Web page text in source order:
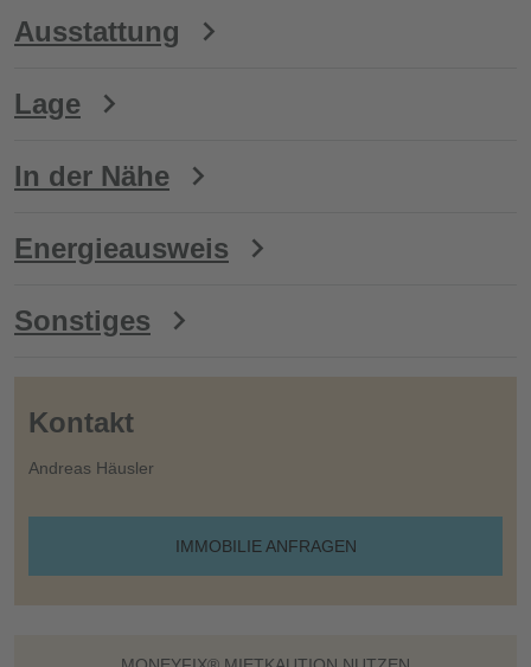
Kontakt
Andreas Häusler
IMMOBILIE ANFRAGEN
Ausstattung
Lage
In der Nähe
Energieausweis
Sonstiges